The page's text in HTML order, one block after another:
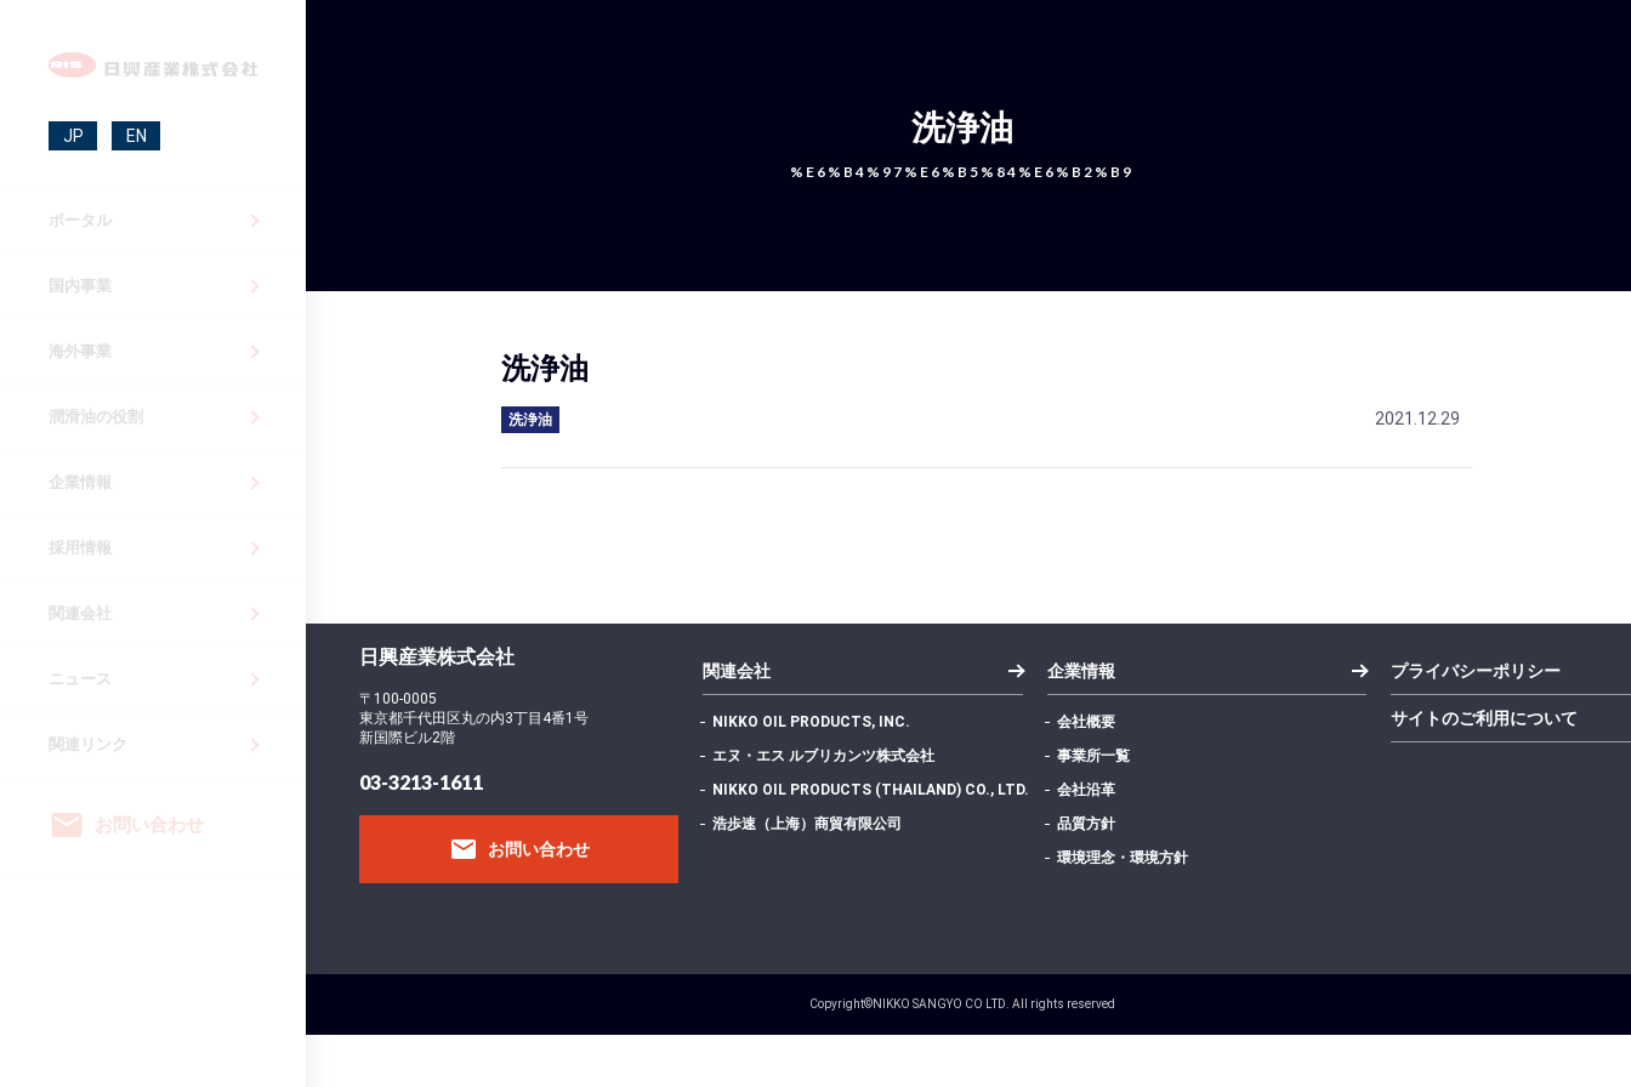
JP EN
ポータル
国内事業
海外事業
潤滑油の役割
企業情報
採用情報
関連会社
ニュース
関連リンク
email お問い合わせ
洗浄油
%E6%B4%97%E6%B5%84%E6%B2%B9
洗浄油
洗浄油 2021.12.29
日興産業株式会社
〒100-0005
東京都千代田区丸の内3丁目4番1号
新国際ビル2階
03-3213-1611
email お問い合わせ
関連会社
NIKKO OIL PRODUCTS, INC.
エヌ・エス ルブリカンツ株式会社
NIKKO OIL PRODUCTS (THAILAND) CO., LTD.
浩歩速（上海）商貿有限公司
企業情報
会社概要
事業所一覧
会社沿革
品質方針
環境理念・環境方針
プライバシーポリシー
サイトのご利用について
Copyright©NIKKO SANGYO CO LTD. All rights reserved